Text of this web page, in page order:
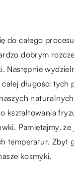
do całego
dobrym
Następnie
długości tych
kształtowania
Pamiętajmy, że
temperatur. Zbyt
kosmyki.